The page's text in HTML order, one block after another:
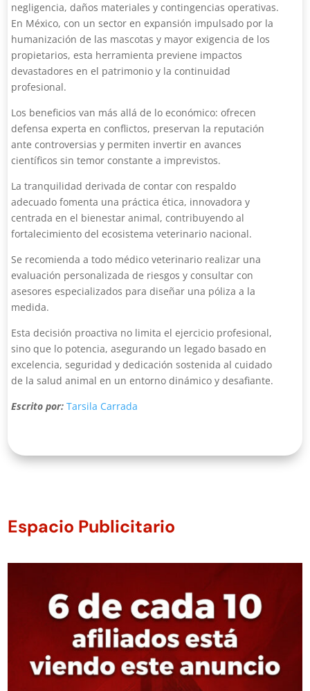
negligencia, daños materiales y contingencias operativas.
En México, con un sector en expansión impulsado por la
humanización de las mascotas y mayor exigencia de los
propietarios, esta herramienta previene impactos
devastadores en el patrimonio y la continuidad
profesional.
Los beneficios van más allá de lo económico: ofrecen
defensa experta en conflictos, preservan la reputación
ante controversias y permiten invertir en avances
científicos sin temor constante a imprevistos.
La tranquilidad derivada de contar con respaldo
adecuado fomenta una práctica ética, innovadora y
centrada en el bienestar animal, contribuyendo al
fortalecimiento del ecosistema veterinario nacional.
Se recomienda a todo médico veterinario realizar una
evaluación personalizada de riesgos y consultar con
asesores especializados para diseñar una póliza a la
medida.
Esta decisión proactiva no limita el ejercicio profesional,
sino que lo potencia, asegurando un legado basado en
excelencia, seguridad y dedicación sostenida al cuidado
de la salud animal en un entorno dinámico y desafiante.
Escrito por: Tarsila Carrada
Espacio Publicitario